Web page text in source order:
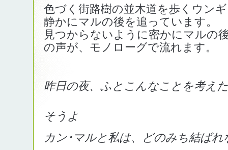
色づく街路樹の並木道を歩くウン
静かにマルの後を追っています。
見つからないように密かにマルの
の声が、モノローグで流れます。
昨日の夜、ふとこんなことを考えた
そうよ
カン･マルと私は、どのみち結ばれ